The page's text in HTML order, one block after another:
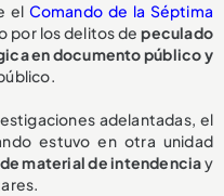
el Comando de la Séptima
por los delitos depeculado
en documento público y
adelantadas, el
estuvo en otra unidad
material de intendenciay